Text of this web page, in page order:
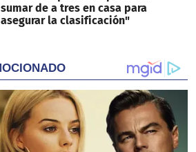
sumar de a tres en casa para
asegurar la clasificación"